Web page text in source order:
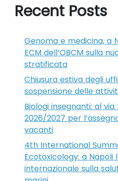
Recent Posts
Genoma e medicina, a
ECM dell’OBCM sulla
stratificata
Chiusura estiva degli
sospensione delle
Biologi insegnanti: al
2026/2027 per
vacanti
4th International
Ecotoxicology: a Napoli
internazionale sulla